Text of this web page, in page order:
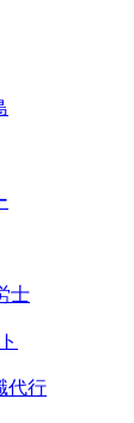
士
代行